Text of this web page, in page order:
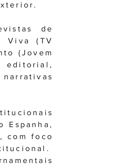
de
Viva (TV
(Jovem
editorial,
Espanha,
com foco